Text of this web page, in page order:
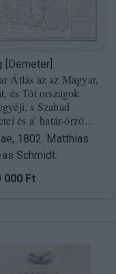
[Demeter]
Átlás az az Magyar,
és Tót országok
s Szabad
és a’ határ-örző…
1802. Matthias
Schmidt.
000 Ft